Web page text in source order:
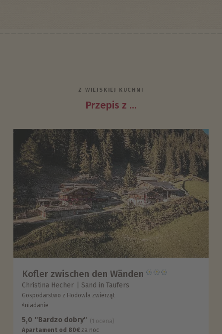
Z WIEJSKIEJ KUCHNI
Przepis z ...
Kofler zwischen den Wänden
Christina Hecher Sand in Taufers
Gospodarstwo z Hodowla zwierząt
śniadanie
5,0 "Bardzo dobry" (1 ocena)
Apartament od 80€ za noc